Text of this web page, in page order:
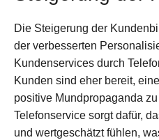
Die Steigerung der
der verbesserten
Kundenservices durch
Kunden sind eher bereit,
positive Mundpropaganda
Telefonservice sorgt dafür,
und wertgeschätzt fühlen,